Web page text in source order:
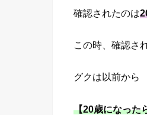
確認されたのは
この時、確認さ
グクは以前から
【20歳になった